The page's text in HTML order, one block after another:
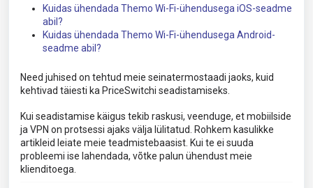
Kuidas ühendada Themo Wi-Fi-ühendusega iOS-seadme
abil?
Kuidas ühendada Themo Wi-Fi-ühendusega Android-
seadme abil?
Need juhised on tehtud meie seinatermostaadi jaoks, kuid
kehtivad täiesti ka PriceSwitchi seadistamiseks.
Kui seadistamise käigus tekib raskusi, veenduge, et mobiilside
ja VPN on protsessi ajaks välja lülitatud. Rohkem kasulikke
artikleid leiate meie teadmistebaasist. Kui te ei suuda
probleemi ise lahendada, võtke palun ühendust meie
klienditoega.